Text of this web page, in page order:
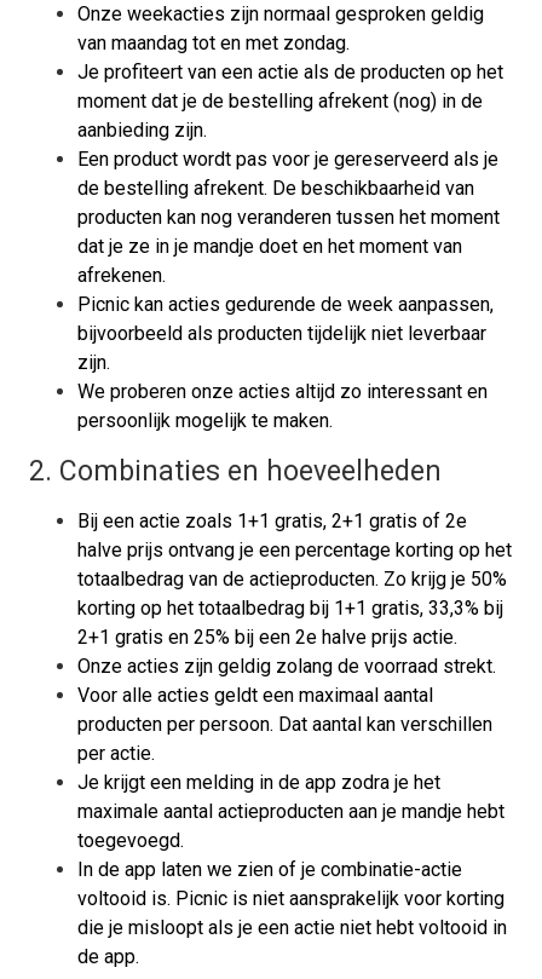
Onze weekacties zijn normaal gesproken geldig
van maandag tot en met zondag.
Je profiteert van een actie als de producten op het
moment dat je de bestelling afrekent (nog) in de
aanbieding zijn.
Een product wordt pas voor je gereserveerd als je
de bestelling afrekent. De beschikbaarheid van
producten kan nog veranderen tussen het moment
dat je ze in je mandje doet en het moment van
afrekenen.
Picnic kan acties gedurende de week aanpassen,
bijvoorbeeld als producten tijdelijk niet leverbaar
zijn.
We proberen onze acties altijd zo interessant en
persoonlijk mogelijk te maken.
2. Combinaties en hoeveelheden
Bij een actie zoals 1+1 gratis, 2+1 gratis of 2e
halve prijs ontvang je een percentage korting op het
totaalbedrag van de actieproducten. Zo krijg je 50%
korting op het totaalbedrag bij 1+1 gratis, 33,3% bij
2+1 gratis en 25% bij een 2e halve prijs actie.
Onze acties zijn geldig zolang de voorraad strekt.
Voor alle acties geldt een maximaal aantal
producten per persoon. Dat aantal kan verschillen
per actie.
Je krijgt een melding in de app zodra je het
maximale aantal actieproducten aan je mandje hebt
toegevoegd.
In de app laten we zien of je combinatie-actie
voltooid is. Picnic is niet aansprakelijk voor korting
die je misloopt als je een actie niet hebt voltooid in
de app.